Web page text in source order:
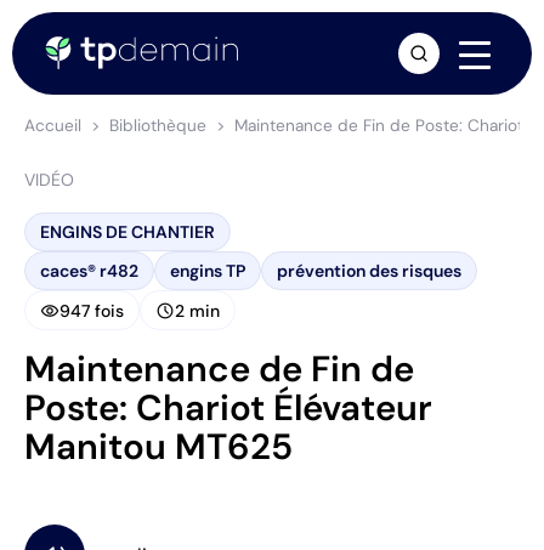
Accueil Bibliothèque Maintenance de Fin de Poste: Chariot
VIDÉO
ENGINS DE CHANTIER
caces® r482
engins TP prévention des risques
visibility947 fois schedule2 min
Maintenance de Fin de
Poste: Chariot Élévateur
Manitou MT625
arrow_forward